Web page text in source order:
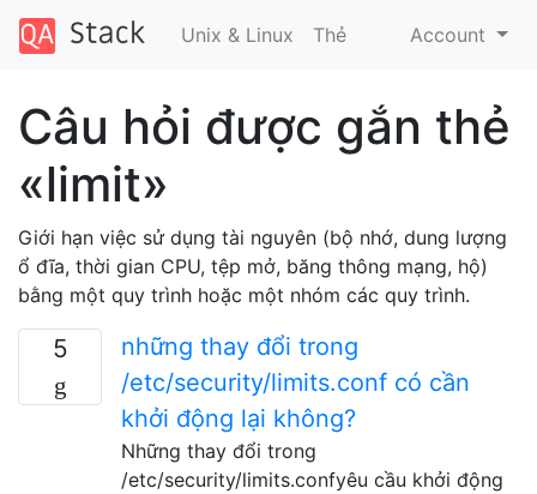
Unix & Linux Thẻ Account
Câu hỏi được gắn thẻ
«limit»
Giới hạn việc sử dụng tài nguyên (bộ nhớ, dung lượng
ổ đĩa, thời gian CPU, tệp mở, băng thông mạng, hộ)
bằng một quy trình hoặc một nhóm các quy trình.
5
những thay đổi trong
/etc/security/limits.conf có cần
khởi động lại không?
Những thay đổi trong
/etc/security/limits.confyêu cầu khởi động